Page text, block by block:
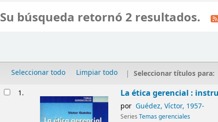
Su búsqueda retornó 2 resultados.
Seleccionar todo Limpiar todo Seleccionar títulos para:
Resultados
1. La ética gerencial :
por Guédez, Víctor, 1957-
SeriesTemas gerenciales